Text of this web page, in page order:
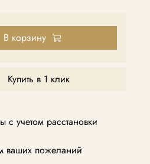
В корзину
Купить в 1 клик
учетом расстановки
ваших пожеланий